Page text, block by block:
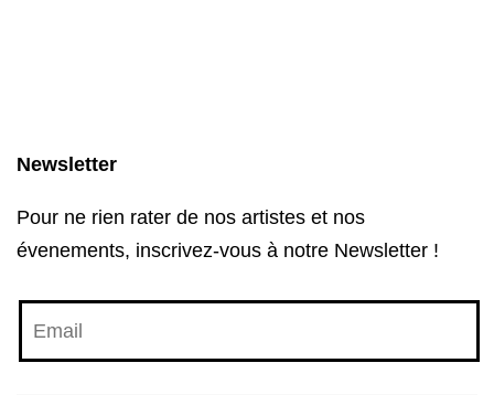
Newsletter
Pour ne rien rater de nos artistes et nos
évenements, inscrivez-vous à notre Newsletter !